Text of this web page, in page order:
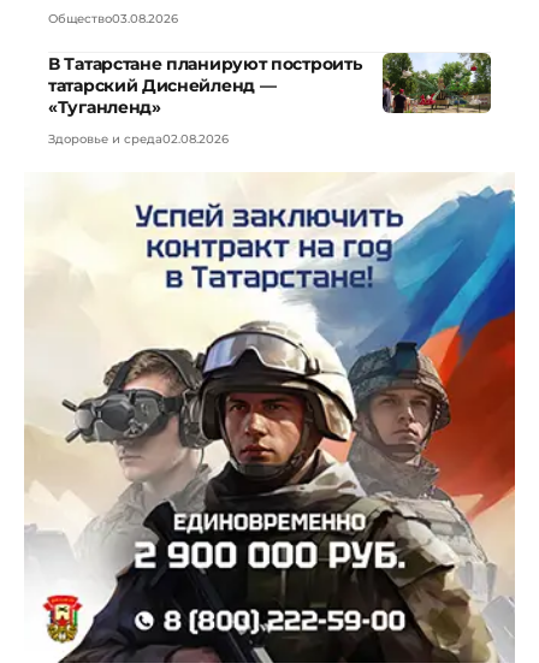
Общество03.08.2026
В Татарстане планируют построить
татарский Диснейленд —
«Туганленд»
Здоровье и среда02.08.2026